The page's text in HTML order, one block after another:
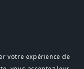
votre expérience de